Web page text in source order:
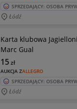
SPRZEDAJĄCY: OSOBA
Łódź
Karta klubowa
Marc Gual
AUKCJA ZALLEGRO
15zł
SPRZEDAJĄCY: OSOBA
Łódź